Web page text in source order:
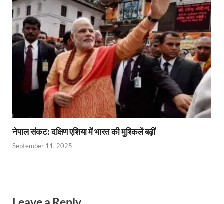
नेपाल संकट: दक्षिण एशिया में भारत की मुश्किलें बढ़ीं
September 11, 2025